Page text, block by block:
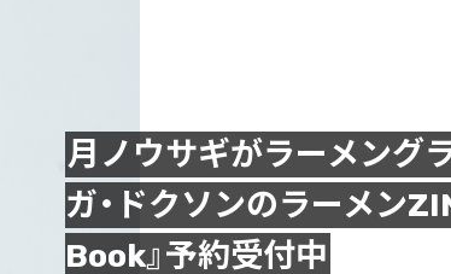
月ノウサギがラーメング
ガ・ドクソンのラーメン
Book』予約受付中